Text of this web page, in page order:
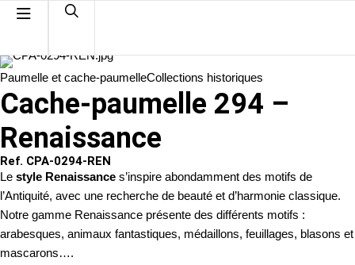
Paumelle et cache-paumelleCollections historiques
Cache-paumelle 294 –
Renaissance
Ref. CPA-0294-REN
Le style Renaissance s’inspire abondamment des motifs de
l’Antiquité, avec une recherche de beauté et d’harmonie classique.
Notre gamme Renaissance présente des différents motifs :
arabesques, animaux fantastiques, médaillons, feuillages, blasons et
mascarons….